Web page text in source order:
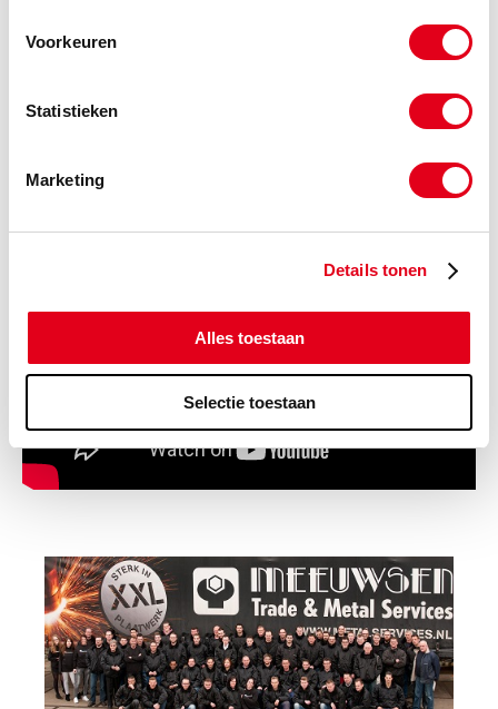
Voorkeuren
Statistieken
Marketing
Details tonen
Alles toestaan
Selectie toestaan